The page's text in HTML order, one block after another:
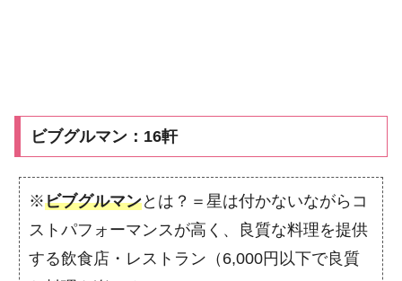
ビブグルマン：16軒
※ビブグルマンとは？＝星は付かないながらコ
ストパフォーマンスが高く、良質な料理を提供
する飲食店・レストラン（6,000円以下で良質